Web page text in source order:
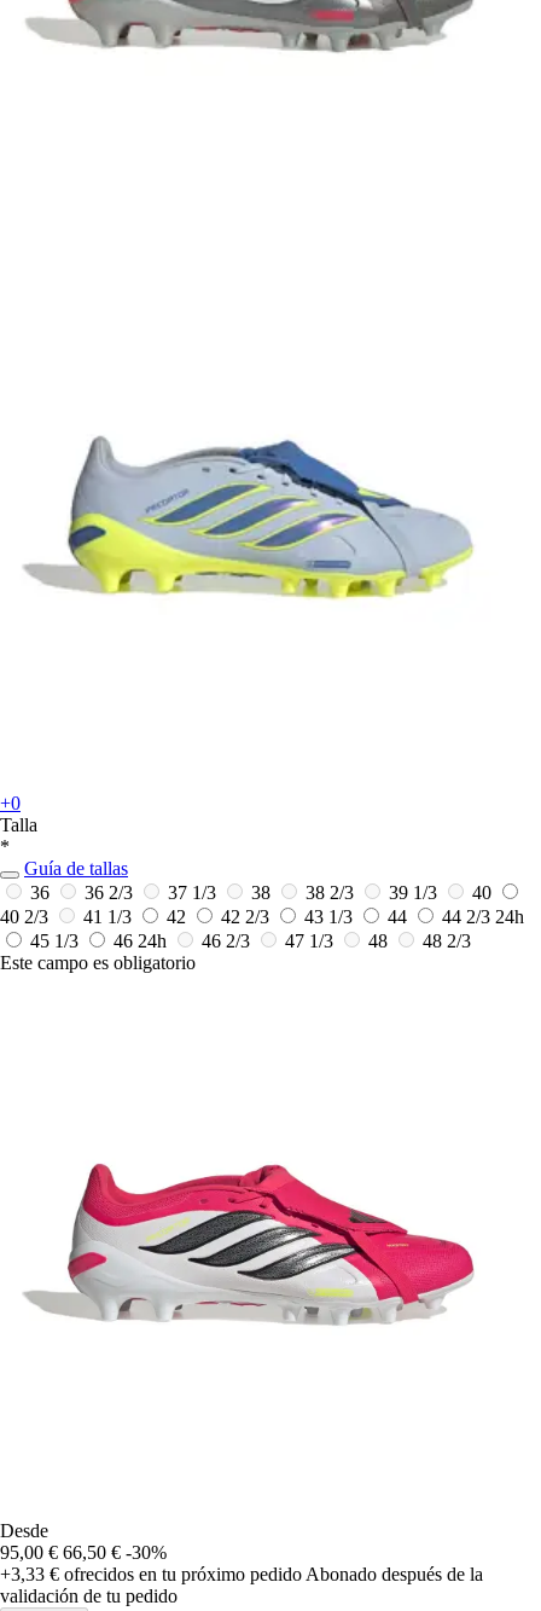
+0
Talla
*
Guía de tallas
36
36 2/3 37 1/3 38 38 2/3 39 1/3
40
40 2/3
41 1/3 42 42 2/3 43 1/3 44 44 2/3 24h
45 1/3
46 24h 46 2/3 47 1/3 48
48 2/3
Este campo es obligatorio
Desde
95,00 € 66,50 € -30%
+3,33 € ofrecidos en tu próximo pedido Abonado después de la
validación de tu pedido